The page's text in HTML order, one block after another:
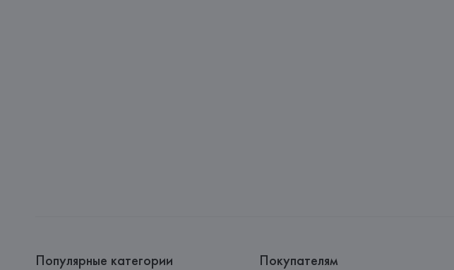
Популярные категории Покупателям